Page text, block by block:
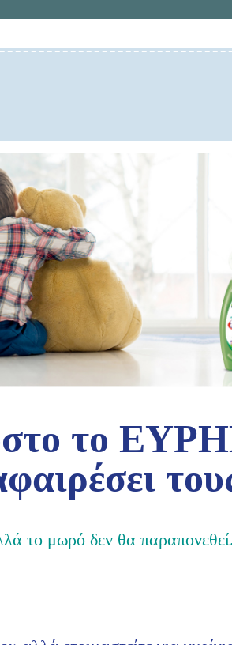
το
το μωρό δεν θα παραπονεθεί.